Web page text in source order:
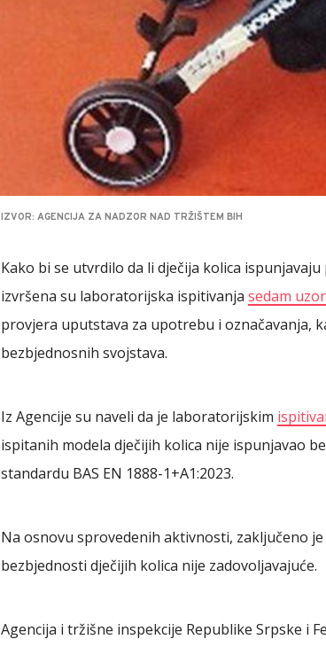
IZVOR: AGENCIJA ZA NADZOR NAD TRŽIŠTEM BIH
Kako bi se utvrdilo da li dječija kolica
izvršena su laboratorijska ispitivanja sedam
provjera uputstava za upotrebu i označavanja,
bezbjednosnih svojstava.
Iz Agencije su naveli da je laboratorijskim
ispitanih modela dječijih kolica nije ispunjavao
standardu BAS EN 1888-1+A1:2023.
Na osnovu sprovedenih aktivnosti, zaključeno
bezbjednosti dječijih kolica nije zadovoljavajuće.
Agencija i tržišne inspekcije Republike Srpske i